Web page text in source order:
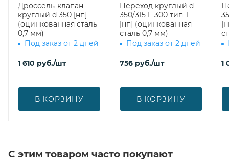
Дроссель-клапан
круглый d 350 [нп]
(оцинкованная сталь
0,7 мм)
Под заказ от 2 дней
1 610 руб./шт
В КОРЗИНУ
Переход круглый d
350/315 L-300 тип-1
[нп] (оцинкованная
сталь 0,7 мм)
Под заказ от 2 дней
756 руб./шт
В КОРЗИНУ
1
С этим товаром часто покупают